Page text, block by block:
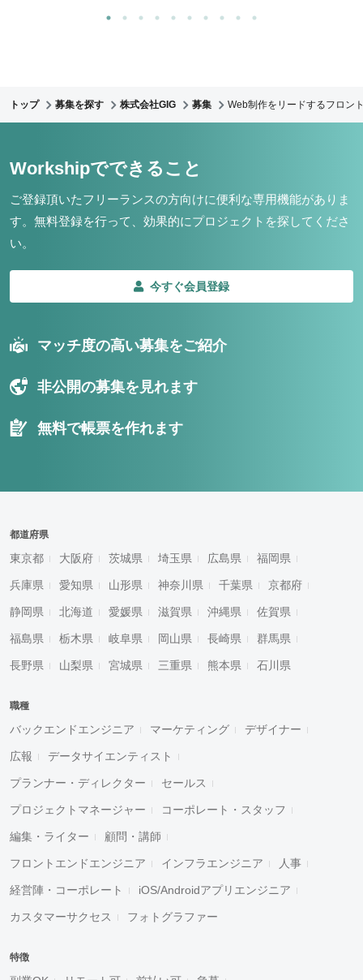
トップ 募集を探す 株式会社GIG 募集 Web制作をリードするフロン
Workshipでできること
ご登録頂いたフリーランスの方向けに便利な専用機能がありま
す。 無料登録を行って、効果的にプロジェクトを探してくださ
い。
今すぐ会員登録
マッチ度の高い募集をご紹介
非公開の募集を見れます
無料で帳票を作れます
都道府県
東京都 大阪府 茨城県 埼玉県 広島県 福岡県
兵庫県 愛知県 山形県 神奈川県 千葉県 京都府
静岡県 北海道 愛媛県 滋賀県 沖縄県 佐賀県
福島県 栃木県 岐阜県 岡山県 長崎県 群馬県
長野県 山梨県 宮城県 三重県 熊本県 石川県
職種
バックエンドエンジニア マーケティング デザイナー
広報 データサイエンティスト
プランナー・ディレクター セールス
プロジェクトマネージャー コーポレート・スタッフ
編集・ライター 顧問・講師
フロントエンドエンジニア インフラエンジニア 人事
経営陣・コーポレート iOS/Androidアプリエンジニア
カスタマーサクセス フォトグラファー
特徴